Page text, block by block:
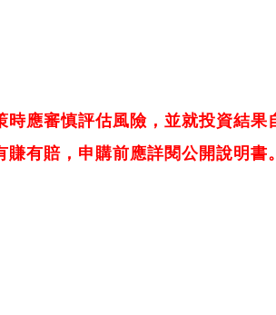
應審慎評估風險，並就投資結果
有賠，申購前應詳閱公開說明書。